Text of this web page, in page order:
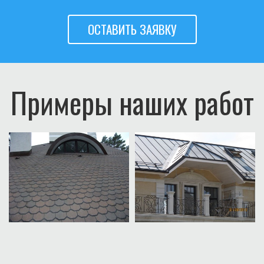
ОСТАВИТЬ ЗАЯВКУ
Примеры наших работ